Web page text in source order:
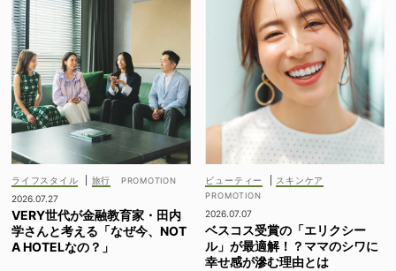
ライフスタイル
旅行
2026.07.27
VERY世代が金融教育家・田内
学さんと考える「なぜ今、NOT
A HOTELなの？」
ビューティー スキンケア
2026.07.07
ベスコス受賞の「エリクシー
ル」が最適解！？ママのシワに
幸せ感が滲む理由とは